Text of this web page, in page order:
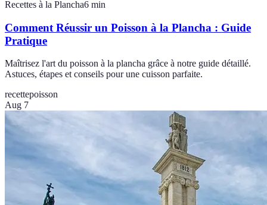
Recettes à la Plancha6 min
Comment Réussir un Poisson à la Plancha : Guide
Pratique
Maîtrisez l'art du poisson à la plancha grâce à notre guide détaillé.
Astuces, étapes et conseils pour une cuisson parfaite.
recettepoisson
Aug 7